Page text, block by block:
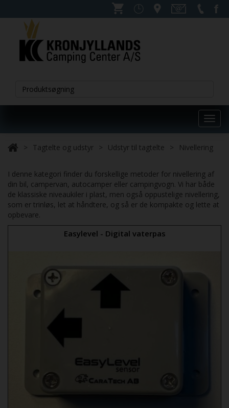
Tagtelte og udstyr
Udstyr til tagtelte Nivellering
I denne kategori finder du forskellige metoder for nivellering af
din bil, campervan, autocamper eller campingvogn. Vi har både
de klassiske niveaukiler i plast, men også oppustelige nivellering,
som er trinløs, let at håndtere, og så er de kompakte og lette at
opbevare.
Easylevel - Digital vaterpas